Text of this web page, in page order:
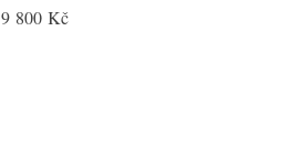
9 800 Kč